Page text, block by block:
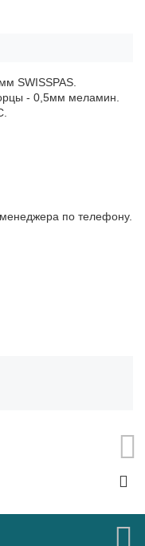
SWISSPAS.
- 0,5мм меламин.
по телефону.